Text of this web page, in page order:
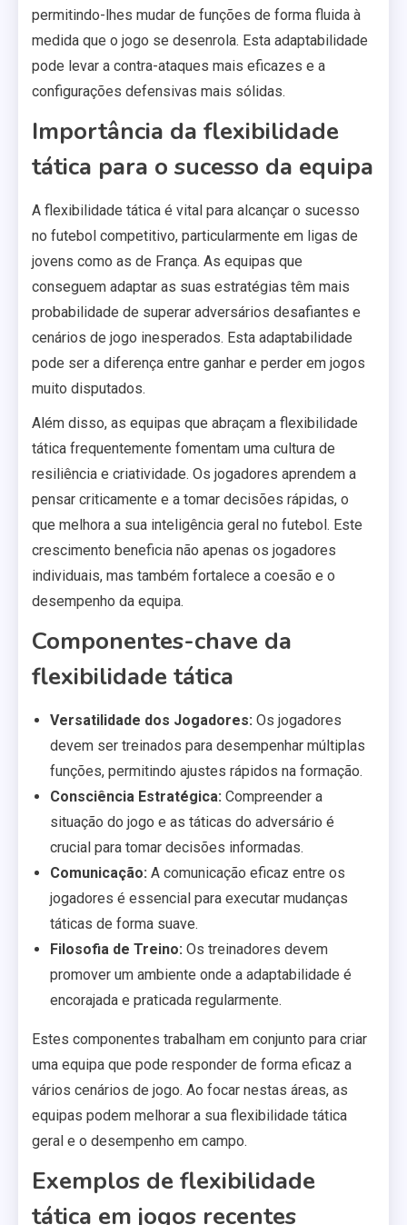
permitindo-lhes mudar de funções de forma fluida à
medida que o jogo se desenrola. Esta adaptabilidade
pode levar a contra-ataques mais eficazes e a
configurações defensivas mais sólidas.
Importância da flexibilidade
tática para o sucesso da equipa
A flexibilidade tática é vital para alcançar o sucesso
no futebol competitivo, particularmente em ligas de
jovens como as de França. As equipas que
conseguem adaptar as suas estratégias têm mais
probabilidade de superar adversários desafiantes e
cenários de jogo inesperados. Esta adaptabilidade
pode ser a diferença entre ganhar e perder em jogos
muito disputados.
Além disso, as equipas que abraçam a flexibilidade
tática frequentemente fomentam uma cultura de
resiliência e criatividade. Os jogadores aprendem a
pensar criticamente e a tomar decisões rápidas, o
que melhora a sua inteligência geral no futebol. Este
crescimento beneficia não apenas os jogadores
individuais, mas também fortalece a coesão e o
desempenho da equipa.
Componentes-chave da
flexibilidade tática
Versatilidade dos Jogadores: Os jogadores
devem ser treinados para desempenhar múltiplas
funções, permitindo ajustes rápidos na formação.
Consciência Estratégica: Compreender a
situação do jogo e as táticas do adversário é
crucial para tomar decisões informadas.
Comunicação: A comunicação eficaz entre os
jogadores é essencial para executar mudanças
táticas de forma suave.
Filosofia de Treino: Os treinadores devem
promover um ambiente onde a adaptabilidade é
encorajada e praticada regularmente.
Estes componentes trabalham em conjunto para criar
uma equipa que pode responder de forma eficaz a
vários cenários de jogo. Ao focar nestas áreas, as
equipas podem melhorar a sua flexibilidade tática
geral e o desempenho em campo.
Exemplos de flexibilidade
tática em jogos recentes